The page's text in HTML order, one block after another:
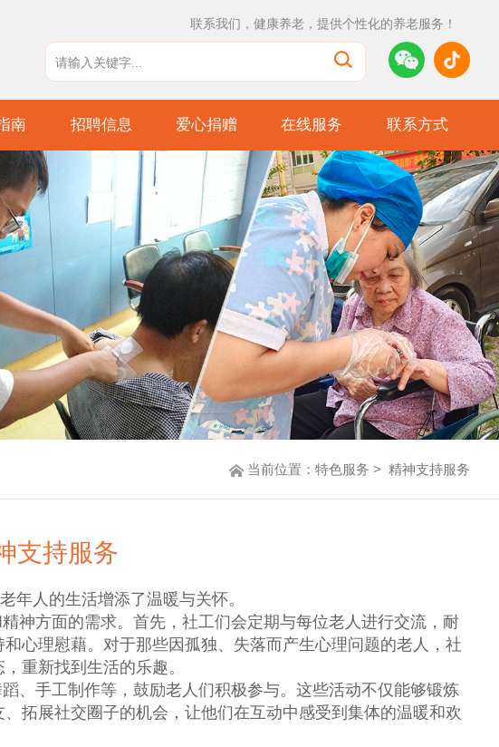
联系我们，健康养老，提供个性化的养老服务！
南 招聘信息 爱心捐赠 在线服务 联系方式
当前位置： 特色服务 > 精神支持服务
支持服务
年人的生活增添了温暖与关怀。
神方面的需求。首先，社工们会定期与每位老人进行交流，耐
心理慰藉。对于那些因孤独、失落而产生心理问题的老人，社
重新找到生活的乐趣。
、手工制作等，鼓励老人们积极参与。这些活动不仅能够锻炼
拓展社交圈子的机会，让他们在互动中感受到集体的温暖和欢